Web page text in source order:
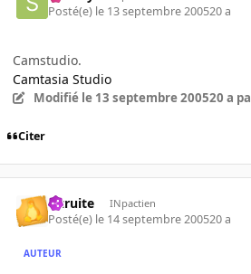
Posté(e) le 13 septembre 200520 a
Camstudio.
Camtasia Studio
Modifié le 13 septembre 200520 a
Citer
latruite INpactien
Posté(e) le 14 septembre 200520 a
AUTEUR